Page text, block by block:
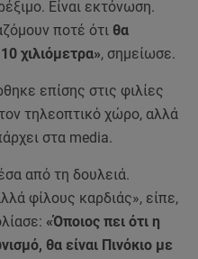
Είναι εκτόνωση.
ποτέ ότι θα
χιλιόμετρα», σημείωσε.
επίσης στις φιλίες
τηλεοπτικό χώρο, αλλά
στα media.
από τη δουλειά.
φίλους καρδιάς», είπε,
«Όποιος πει ότι η
θα είναι Πινόκιο με